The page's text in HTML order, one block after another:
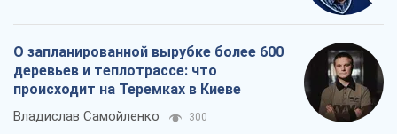
О запланированной вырубке более 600
деревьев и теплотрассе: что
происходит на Теремках в Киеве
Владислав Самойленко 300